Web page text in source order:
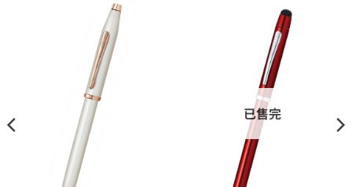
已售完